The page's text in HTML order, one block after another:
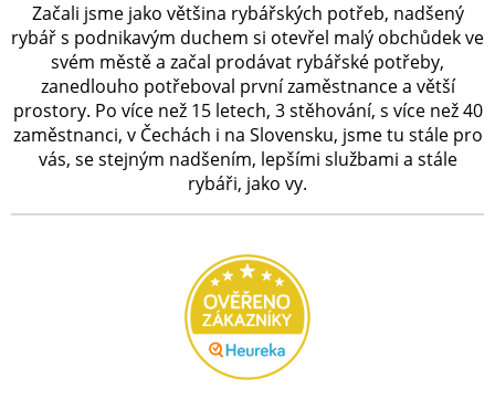
Začali jsme jako většina rybářských potřeb, nadšený
rybář s podnikavým duchem si otevřel malý obchůdek ve
svém městě a začal prodávat rybářské potřeby,
zanedlouho potřeboval první zaměstnance a větší
prostory. Po více než 15 letech, 3 stěhování, s více než 40
zaměstnanci, v Čechách i na Slovensku, jsme tu stále pro
vás, se stejným nadšením, lepšími službami a stále
rybáři, jako vy.